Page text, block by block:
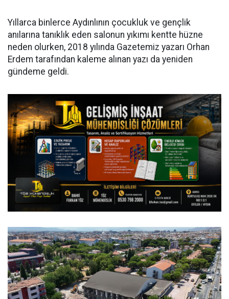
Yıllarca binlerce Aydınlının çocukluk ve gençlik
anılarına tanıklık eden salonun yıkımı kentte hüzne
neden olurken, 2018 yılında Gazetemiz yazarı Orhan
Erdem tarafından kaleme alınan yazı da yeniden
gündeme geldi.